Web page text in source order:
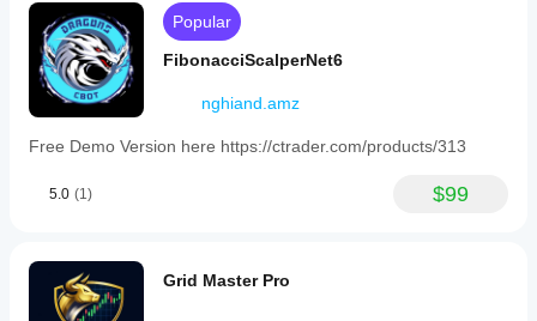
Popular
FibonacciScalperNet6
nghiand.amz
Free Demo Version here https://ctrader.com/products/313
5.0 (1) $99
Grid Master Pro